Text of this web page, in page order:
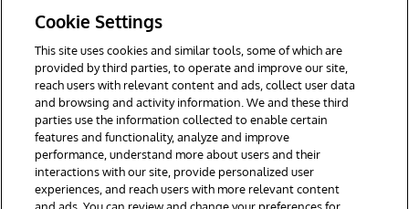
© 1996-2026 InterSystems Corporation, Cambridge, MA. All Rights
Reserved.
Notices/Terms & Conditions
Privacy Statement Guarantee
Cookie Settings
This site uses cookies and similar tools, some of which are
provided by third parties, to operate and improve our site,
reach users with relevant content and ads, collect user data
and browsing and activity information. We and these third
parties use the information collected to enable certain
features and functionality, analyze and improve
performance, understand more about users and their
interactions with our site, provide personalized user
experiences, and reach users with more relevant content